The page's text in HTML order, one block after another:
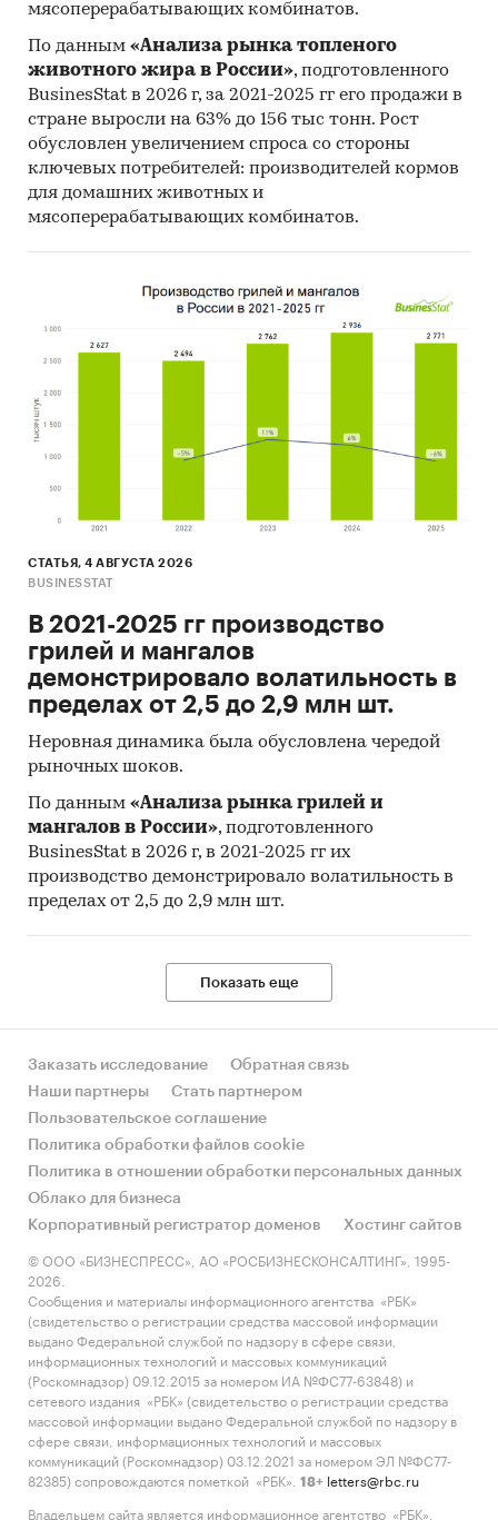
мясоперерабатывающих комбинатов.
По данным «Анализа рынка топленого
животного жира в России», подготовленного
BusinesStat в 2026 г, за 2021-2025 гг его продажи в
стране выросли на 63% до 156 тыс тонн. Рост
обусловлен увеличением спроса со стороны
ключевых потребителей: производителей кормов
для домашних животных и
мясоперерабатывающих комбинатов.
СТАТЬЯ, 4 АВГУСТА 2026
BUSINESSTAT
В 2021-2025 гг производство
грилей и мангалов
демонстрировало волатильность в
пределах от 2,5 до 2,9 млн шт.
Неровная динамика была обусловлена чередой
рыночных шоков.
По данным «Анализа рынка грилей и
мангалов в России», подготовленного
BusinesStat в 2026 г, в 2021-2025 гг их
производство демонстрировало волатильность в
пределах от 2,5 до 2,9 млн шт.
Показать еще
Заказать исследование
Обратная связь
Наши партнеры
Стать партнером
Пользовательское соглашение
Политика обработки файлов cookie
Политика в отношении обработки персональных данных
Облако для бизнеса
Корпоративный регистратор доменов
Хостинг сайтов
© ООО «БИЗНЕСПРЕСС», АО «РОСБИЗНЕСКОНСАЛТИНГ», 1995-
2026.
Сообщения и материалы информационного агентства «РБК»
(свидетельство о регистрации средства массовой информации
выдано Федеральной службой по надзору в сфере связи,
информационных технологий и массовых коммуникаций
(Роскомнадзор) 09.12.2015 за номером ИА №ФС77-63848) и
сетевого издания «РБК» (свидетельство о регистрации средства
массовой информации выдано Федеральной службой по надзору в
сфере связи, информационных технологий и массовых
коммуникаций (Роскомнадзор) 03.12.2021 за номером ЭЛ №ФС77-
82385) сопровождаются пометкой «РБК».
18+ letters@rbc.ru
Владельцем сайта является информационное агентство «РБК».